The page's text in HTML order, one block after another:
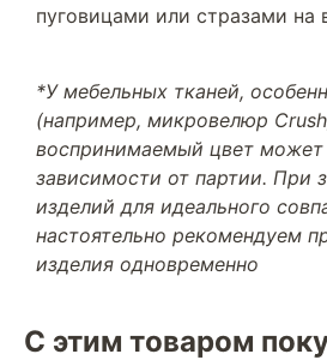
пуговицами или стразами на
*У мебельных тканей,
(например, микровелюр
воспринимаемый цвет может
зависимости от партии. При
изделий для идеального
настоятельно рекомендуем
изделия одновременно
С этим товаром